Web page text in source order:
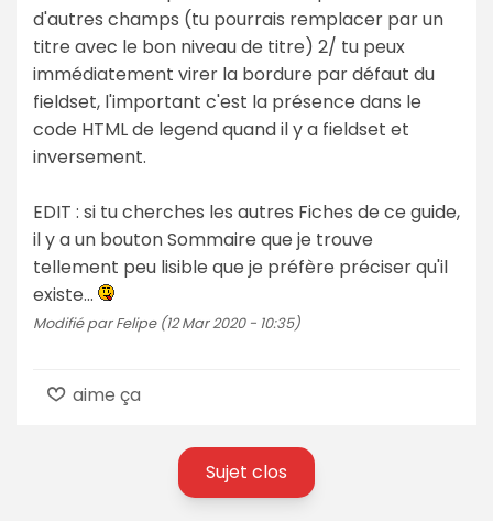
d'autres champs (tu pourrais remplacer par un
titre avec le bon niveau de titre) 2/ tu peux
immédiatement virer la bordure par défaut du
fieldset, l'important c'est la présence dans le
code HTML de legend quand il y a fieldset et
inversement.
EDIT : si tu cherches les autres Fiches de ce guide,
il y a un bouton Sommaire que je trouve
tellement peu lisible que je préfère préciser qu'il
existe…
Modifié par Felipe (12 Mar 2020 - 10:35)
aime ça
Sujet clos